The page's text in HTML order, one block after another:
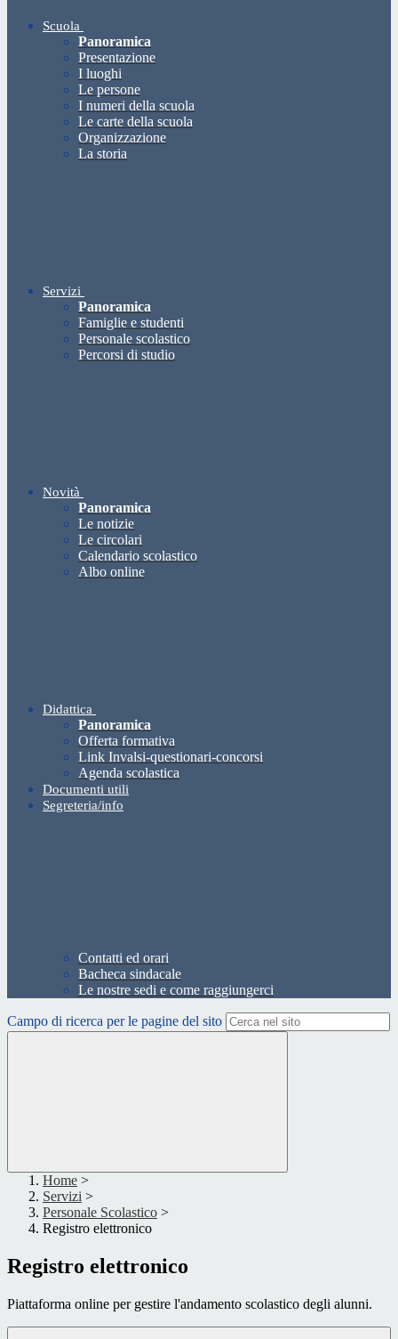
Scuola
Panoramica
Presentazione
I luoghi
Le persone
I numeri della scuola
Le carte della scuola
Organizzazione
La storia
Servizi
Panoramica
Famiglie e studenti
Personale scolastico
Percorsi di studio
Novità
Panoramica
Le notizie
Le circolari
Calendario scolastico
Albo online
Didattica
Panoramica
Offerta formativa
Link Invalsi-questionari-concorsi
Agenda scolastica
Documenti utili
Segreteria/info
Contatti ed orari
Bacheca sindacale
Le nostre sedi e come raggiungerci
Campo di ricerca per le pagine del sito
Home >
Servizi >
Personale Scolastico >
Registro elettronico
Registro elettronico
Piattaforma online per gestire l'andamento scolastico degli alunni.